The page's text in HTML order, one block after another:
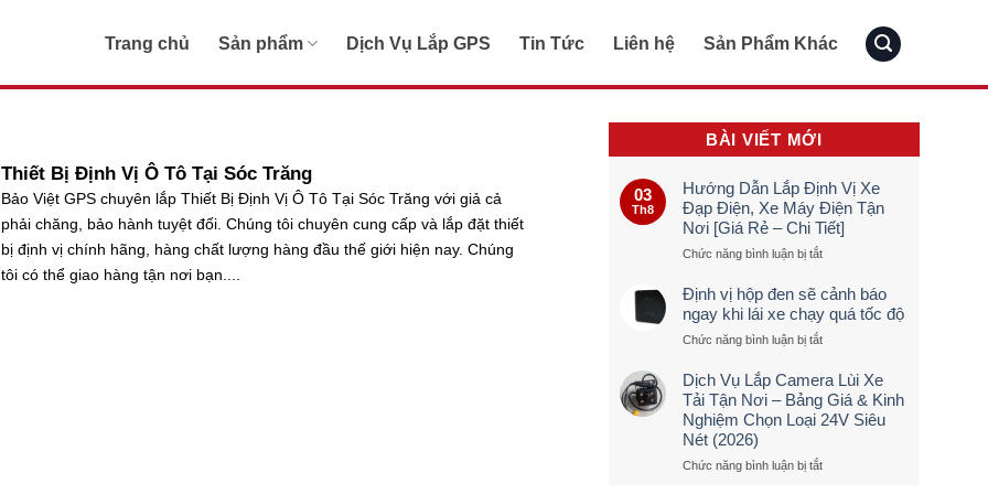
Trang chủ Sản phẩm Dịch Vụ Lắp GPS Tin Tức Liên hệ Sản Phẩm Khác
Thiết Bị Định Vị Ô Tô Tại Sóc Trăng
Bảo Việt GPS chuyên lắp Thiết Bị Định Vị Ô Tô Tại Sóc Trăng với giả cả
phải chăng, bảo hành tuyệt đối. Chúng tôi chuyên cung cấp và lắp đặt thiết
bị định vị chính hãng, hàng chất lượng hàng đầu thế giới hiện nay. Chúng
tôi có thể giao hàng tận nơi bạn....
BÀI VIẾT MỚI
03
Th8
Hướng Dẫn Lắp Định Vị Xe
Đạp Điện, Xe Máy Điện Tận
Nơi [Giá Rẻ – Chi Tiết]
Chức năng bình luận bị tắtở
Dẫn
Định
Vị
Đạp
Điện,
Xe
Máy
Tận
Định vị hộp đen sẽ cảnh báo
ngay khi lái xe chạy quá tốc độ
Chức năng bình luận bị tắtở
hộp
đen
sẽ
báo
Dịch Vụ Lắp Camera Lùi Xe
Tải Tận Nơi – Bảng Giá & Kinh
Nghiệm Chọn Loại 24V Siêu
Nét (2026)
Chức năng bình luận bị tắtở